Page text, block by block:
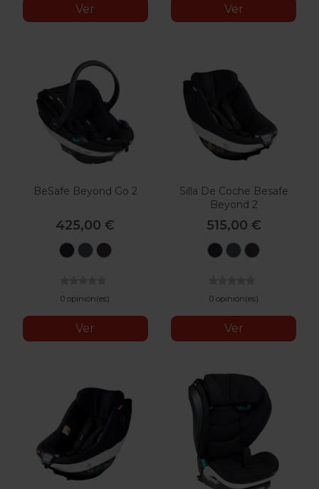
Ver Ver
BeSafe Beyond Go 2
425,00 €
BlackAnthracite
Dark
0 opinión(es)
Ver
Silla De Coche Besafe
Beyond 2
515,00 €
BlackAnthracite
0 opinión(es)
Ver